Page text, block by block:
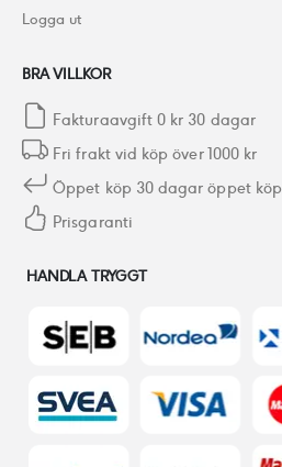
Logga ut
BRA VILLKOR
Fakturaavgift 0 kr 30 dagar
Fri frakt vid köp över 1000 kr
Öppet köp 30 dagar öppet köp
Prisgaranti
HANDLA TRYGGT